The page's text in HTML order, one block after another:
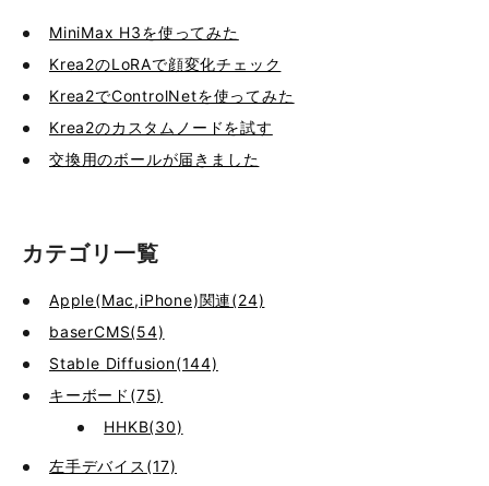
MiniMax H3を使ってみた
Krea2のLoRAで顔変化チェック
Krea2でControlNetを使ってみた
Krea2のカスタムノードを試す
交換用のボールが届きました
カテゴリ一覧
Apple(Mac,iPhone)関連(24)
baserCMS(54)
Stable Diffusion(144)
キーボード(75)
HHKB(30)
左手デバイス(17)